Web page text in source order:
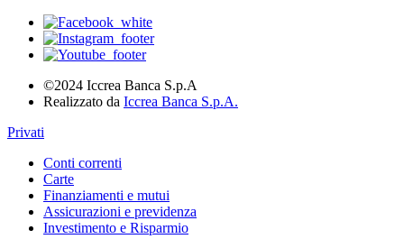
©2024 Iccrea Banca S.p.A
Realizzato da Iccrea Banca S.p.A.
Privati
Conti correnti
Carte
Finanziamenti e mutui
Assicurazioni e previdenza
Investimento e Risparmio